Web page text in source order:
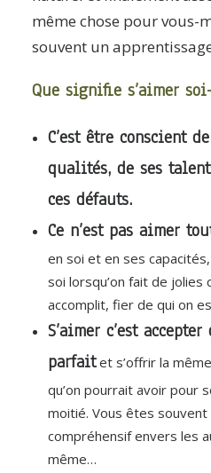
même chose pour vous-
souvent un
Que signifie s’aimer
C’est être conscient
qualités, de ses
ces défauts.
Ce n’est pas aimer
en soi et en ses
soi lorsqu’on fait de jolies
accomplit, fier de qui on
S’aimer c’est
parfaitet s’offrir la
qu’on pourrait avoir pour
moitié. Vous êtes
compréhensif envers les
même…